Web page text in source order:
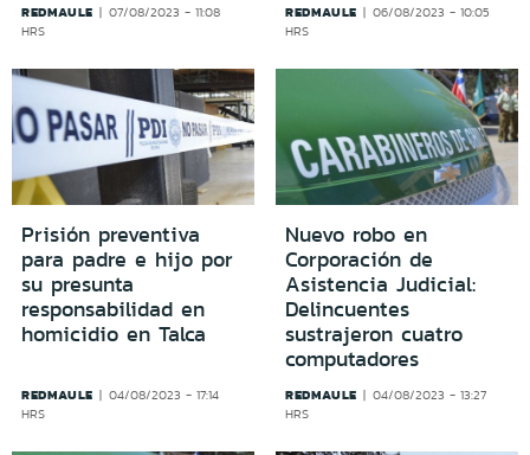
REDMAULE
07/08/2023 - 11:08
HRS
REDMAULE
06/08/2023 - 10:05
HRS
Prisión preventiva
para padre e hijo por
su presunta
responsabilidad en
homicidio en Talca
REDMAULE
04/08/2023 - 17:14
HRS
Nuevo robo en
Corporación de
Asistencia Judicial:
Delincuentes
sustrajeron cuatro
computadores
REDMAULE
04/08/2023 - 13:27
HRS